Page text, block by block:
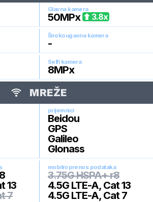
Glavna kamera
50MPx 3.8x
Širokougaona kamera
-
Selfi kamera
8MPx
MREŽE
prijemnici
Beidou
GPS
Galileo
Glonass
13
7
mobilni prenos podataka
3.75G HSPA+ r8
4.5G LTE-A, Cat 13
4.5G LTE-A, Cat 7